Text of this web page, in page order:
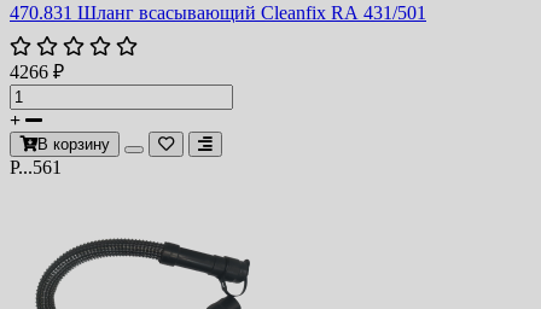
470.831 Шланг всасывающий Cleanfix RA 431/501
4266 ₽
В корзину
P...561